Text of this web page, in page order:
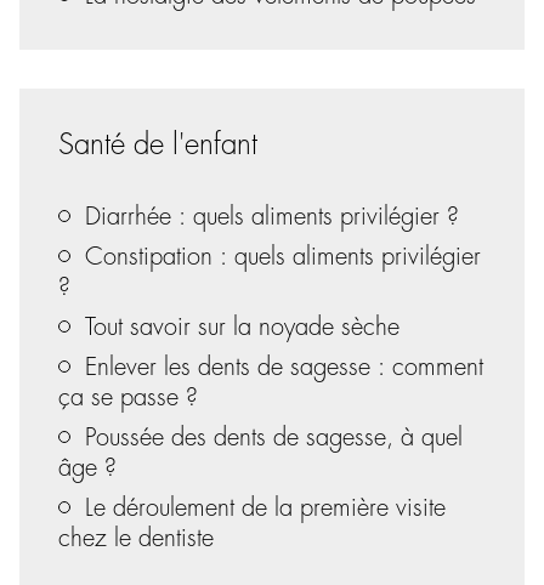
Santé de l'enfant
Diarrhée : quels aliments privilégier ?
Constipation : quels aliments privilégier
?
Tout savoir sur la noyade sèche
Enlever les dents de sagesse : comment
ça se passe ?
Poussée des dents de sagesse, à quel
âge ?
Le déroulement de la première visite
chez le dentiste